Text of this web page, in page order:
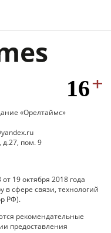
«Орелтаймс»
д.27, пом. 9
19 октября 2018 года
сфере связи, технологий
РФ).
рекомендательные
предоставления